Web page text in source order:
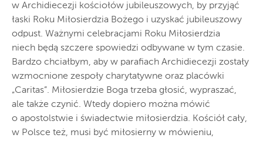
w Archidiecezji kościołów jubileuszowych, by przyjąć
łaski Roku Miłosierdzia Bożego i uzyskać jubileuszowy
odpust. Ważnymi celebracjami Roku Miłosierdzia
niech będą szczere spowiedzi odbywane w tym czasie.
Bardzo chciałbym, aby w parafiach Archidiecezji zostały
wzmocnione zespoły charytatywne oraz placówki
„Caritas”. Miłosierdzie Boga trzeba głosić, wypraszać,
ale także czynić. Wtedy dopiero można mówić
o apostolstwie i świadectwie miłosierdzia. Kościół cały,
w Polsce też, musi być miłosierny w mówieniu,